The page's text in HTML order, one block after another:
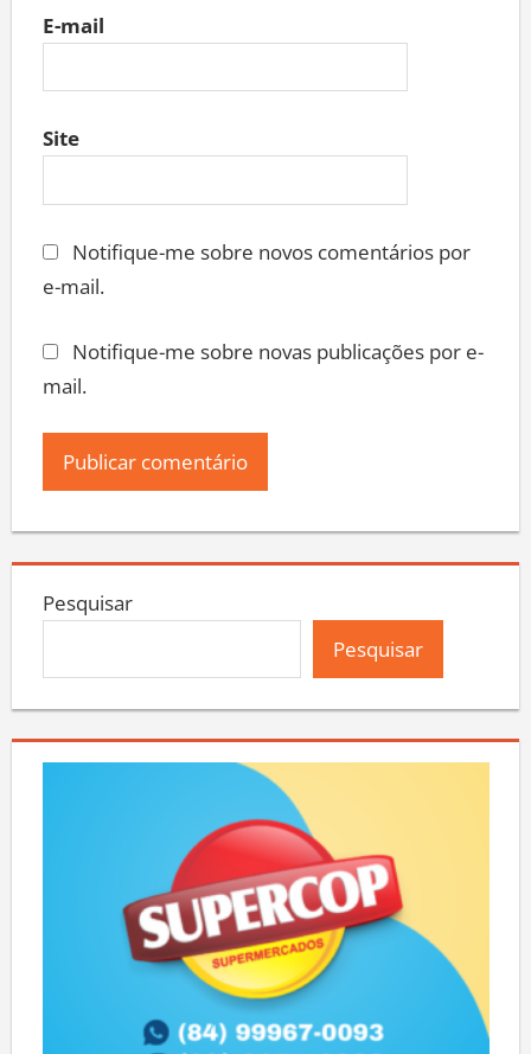
E-mail
Site
Notifique-me sobre novos comentários por
e-mail.
Notifique-me sobre novas publicações por e-
mail.
Pesquisar
Pesquisar